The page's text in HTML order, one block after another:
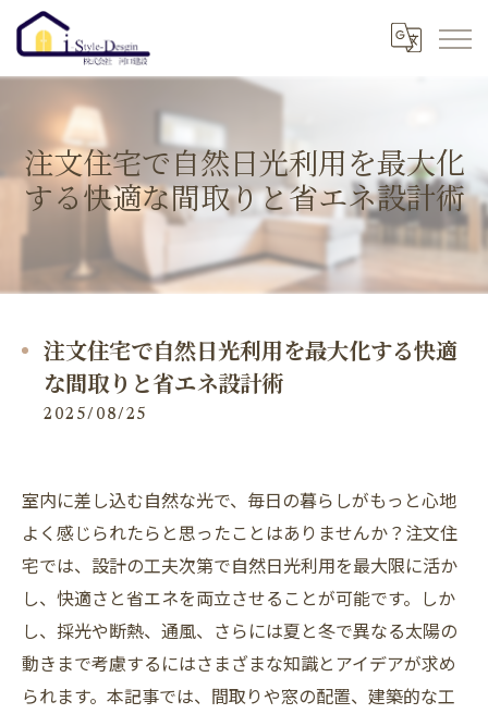
注文住宅で自然日光利用を最大化
する快適な間取りと省エネ設計術
注文住宅で自然日光利用を最大化する快適
な間取りと省エネ設計術
2025/08/25
室内に差し込む自然な光で、毎日の暮らしがもっと心地
よく感じられたらと思ったことはありませんか？注文住
宅では、設計の工夫次第で自然日光利用を最大限に活か
し、快適さと省エネを両立させることが可能です。しか
し、採光や断熱、通風、さらには夏と冬で異なる太陽の
動きまで考慮するにはさまざまな知識とアイデアが求め
られます。本記事では、間取りや窓の配置、建築的な工